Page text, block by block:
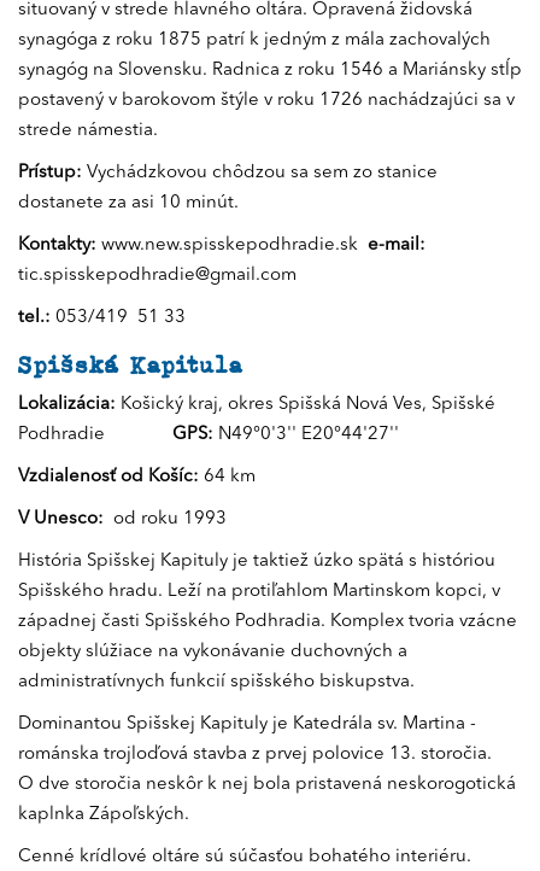
situovaný v strede hlavného oltára. Opravená židovská
synagóga z roku 1875 patrí k jedným z mála zachovalých
synagóg na Slovensku. Radnica z roku 1546 a Mariánsky stĺp
postavený v barokovom štýle v roku 1726 nachádzajúci sa v
strede námestia.
Prístup: Vychádzkovou chôdzou sa sem zo stanice
dostanete za asi 10 minút.
Kontakty: www.new.spisskepodhradie.sk e-mail:
tic.spisskepodhradie@gmail.com
tel.: 053/419 51 33
Spišská Kapitula
Lokalizácia: Košický kraj, okres Spišská Nová Ves, Spišské
Podhradie GPS: N49°0'3'' E20°44'27''
Vzdialenosť od Košíc: 64 km
V Unesco: od roku 1993
História Spišskej Kapituly je taktiež úzko spätá s históriou
Spišského hradu. Leží na protiľahlom Martinskom kopci, v
západnej časti Spišského Podhradia. Komplex tvoria vzácne
objekty slúžiace na vykonávanie duchovných a
administratívnych funkcií spišského biskupstva.
Dominantou Spišskej Kapituly je Katedrála sv. Martina -
románska trojloďová stavba z prvej polovice 13. storočia.
O dve storočia neskôr k nej bola pristavená neskorogotická
kaplnka Zápoľských.
Cenné krídlové oltáre sú súčasťou bohatého interiéru.